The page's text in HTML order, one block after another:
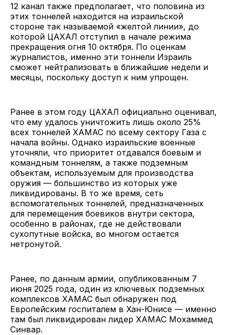
12 канал также предполагает, что половина из
этих тоннелей находится на израильской
стороне так называемой «желтой линии», до
которой ЦАХАЛ отступил в начале режима
прекращения огня 10 октября. По оценкам
журналистов, именно эти тоннели Израиль
сможет нейтрализовать в ближайшие недели и
месяцы, поскольку доступ к ним упрощен.
Ранее в этом году ЦАХАЛ официально оценивал,
что ему удалось уничтожить лишь около 25%
всех тоннелей ХАМАС по всему сектору Газа с
начала войны. Однако израильские военные
уточняли, что приоритет отдавался боевым и
командным тоннелям, а также подземным
объектам, используемым для производства
оружия — большинство из которых уже
ликвидированы. В то же время, сеть
вспомогательных тоннелей, предназначенных
для перемещения боевиков внутри сектора,
особенно в районах, где не действовали
сухопутные войска, во многом остается
нетронутой.
Ранее, по данным армии, опубликованным 7
июня 2025 года, один из ключевых подземных
комплексов ХАМАС был обнаружен под
Европейским госпиталем в Хан-Юнисе — именно
там был ликвидирован лидер ХАМАС Мохаммед
Синвар.